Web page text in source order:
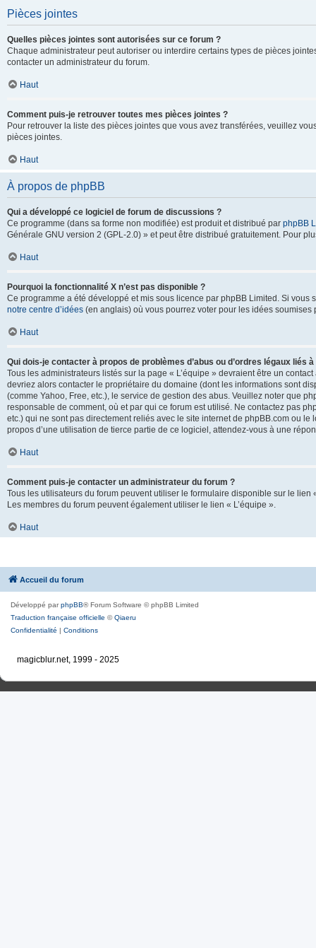
Pièces jointes
Quelles pièces jointes sont autorisées sur ce forum ?
Chaque administrateur peut autoriser ou interdire certains types de pièces
contacter un administrateur du forum.
Haut
Comment puis-je retrouver toutes mes pièces jointes ?
Pour retrouver la liste des pièces jointes que vous avez transférées, veuillez
pièces jointes.
Haut
À propos de phpBB
Qui a développé ce logiciel de forum de discussions ?
Ce programme (dans sa forme non modifiée) est produit et distribué par phpBB
Générale GNU version 2 (GPL-2.0) » et peut être distribué gratuitement. Pour
Haut
Pourquoi la fonctionnalité X n’est pas disponible ?
Ce programme a été développé et mis sous licence par phpBB Limited. Si
notre centre d’idées (en anglais) où vous pourrez voter pour les idées soumises
Haut
Qui dois-je contacter à propos de problèmes d’abus ou d’ordres légaux liés
Tous les administrateurs listés sur la page « L’équipe » devraient être un
devriez alors contacter le propriétaire du domaine (dont les informations sont
(comme Yahoo, Free, etc.), le service de gestion des abus. Veuillez noter que
responsable de comment, où et par qui ce forum est utilisé. Ne contactez pas
etc.) qui ne sont pas directement reliés avec le site internet de phpBB.com ou
propos d’une utilisation de tierce partie de ce logiciel, attendez-vous à une
Haut
Comment puis-je contacter un administrateur du forum ?
Tous les utilisateurs du forum peuvent utiliser le formulaire disponible sur le
Les membres du forum peuvent également utiliser le lien « L’équipe ».
Haut
Accueil du forum
Développé parphpBB® Forum Software © phpBB Limited
Traduction française officielle ©Qiaeru
Confidentialité | Conditions
magicblur.net, 1999 - 2025